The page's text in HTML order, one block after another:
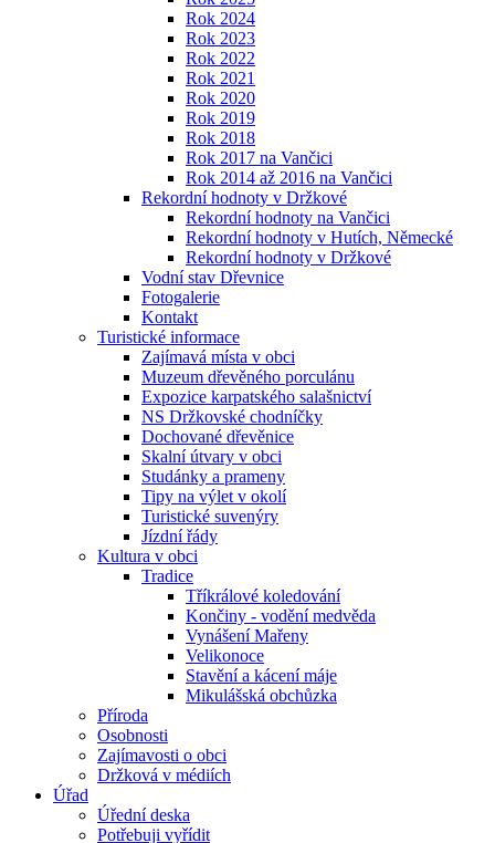
Rok 2024
Rok 2023
Rok 2022
Rok 2021
Rok 2020
Rok 2019
Rok 2018
Rok 2017 na Vančici
Rok 2014 až 2016 na Vančici
Rekordní hodnoty v Držkové
Rekordní hodnoty na Vančici
Rekordní hodnoty v Hutích, Německé
Rekordní hodnoty v Držkové
Vodní stav Dřevnice
Fotogalerie
Kontakt
Turistické informace
Zajímavá místa v obci
Muzeum dřevěného porculánu
Expozice karpatského salašnictví
NS Držkovské chodníčky
Dochované dřevěnice
Skalní útvary v obci
Studánky a prameny
Tipy na výlet v okolí
Turistické suvenýry
Jízdní řády
Kultura v obci
Tradice
Tříkrálové koledování
Končiny - vodění medvěda
Vynášení Mařeny
Velikonoce
Stavění a kácení máje
Mikulášská obchůzka
Příroda
Osobnosti
Zajímavosti o obci
Držková v médiích
Úřad
Úřední deska
Potřebuji vyřídit